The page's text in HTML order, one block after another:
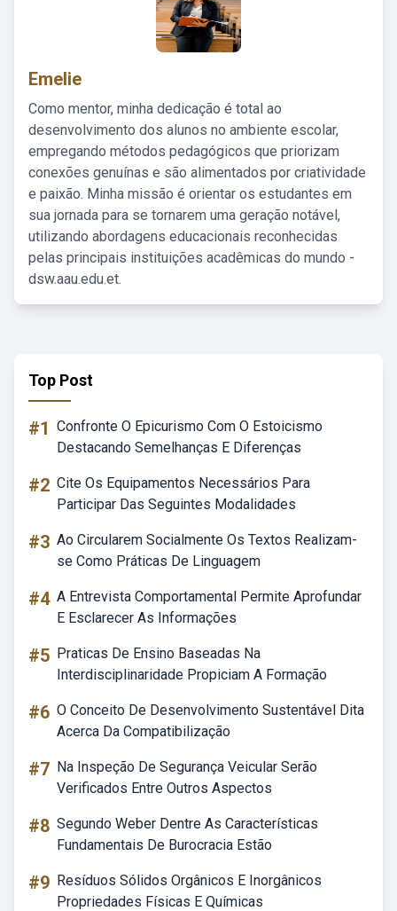
Emelie
Como mentor, minha dedicação é total ao
desenvolvimento dos alunos no ambiente escolar,
empregando métodos pedagógicos que priorizam
conexões genuínas e são alimentados por criatividade
e paixão. Minha missão é orientar os estudantes em
sua jornada para se tornarem uma geração notável,
utilizando abordagens educacionais reconhecidas
pelas principais instituições acadêmicas do mundo -
dsw.aau.edu.et.
Top Post
#1 Confronte O Epicurismo Com O Estoicismo
Destacando Semelhanças E Diferenças
#2 Cite Os Equipamentos Necessários Para
Participar Das Seguintes Modalidades
#3 Ao Circularem Socialmente Os Textos Realizam-
se Como Práticas De Linguagem
#4 A Entrevista Comportamental Permite Aprofundar
E Esclarecer As Informações
#5 Praticas De Ensino Baseadas Na
Interdisciplinaridade Propiciam A Formação
#6 O Conceito De Desenvolvimento Sustentável Dita
Acerca Da Compatibilização
#7 Na Inspeção De Segurança Veicular Serão
Verificados Entre Outros Aspectos
#8 Segundo Weber Dentre As Características
Fundamentais De Burocracia Estão
#9 Resíduos Sólidos Orgânicos E Inorgânicos
Propriedades Físicas E Químicas